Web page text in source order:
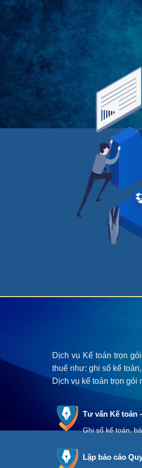
Dịch vụ Kế toán trọn
thuế như: ghi sổ kế
Dịch vụ kế toán trọn gói
Tư vấn Kế toán
Ghi sổ kế toán,
Lập báo cáo